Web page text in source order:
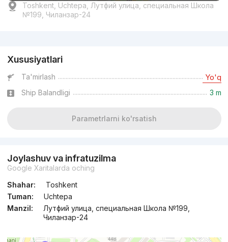
Toshkent, Uchtepa, Лутфий улица, специальная Школа
№199, Чиланзар-24
Xususiyatlari
Ta'mirlash Yo'q
Ship Balandligi 3 m
Parametrlarni ko'rsatish
Joylashuv va infratuzilma
Google Xaritalarda oching
Shahar:
Toshkent
Tuman:
Uchtepa
Manzil:
Лутфий улица, специальная Школа №199,
Чиланзар-24